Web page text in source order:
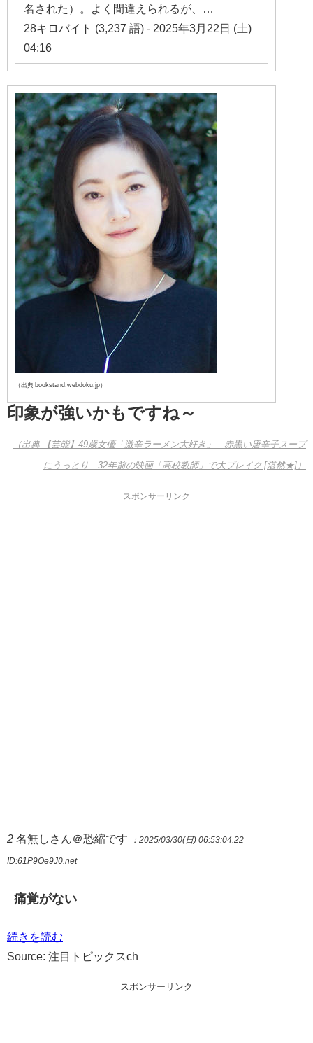
名された）。よく間違えられるが、…
28キロバイト (3,237 語) - 2025年3月22日 (土)
04:16
（出典 bookstand.webdoku.jp）
印象が強いかもですね～
（出典 【芸能】49歳女優「激辛ラーメン大好き」 赤黒い唐辛子スープ
にうっとり 32年前の映画「高校教師」で大ブレイク [湛然★]）
スポンサーリンク
2 名無しさん＠恐縮です ：2025/03/30(日) 06:53:04.22
ID:61P9Oe9J0.net
痛覚がない
続きを読む
Source: 注目トピックスch
スポンサーリンク